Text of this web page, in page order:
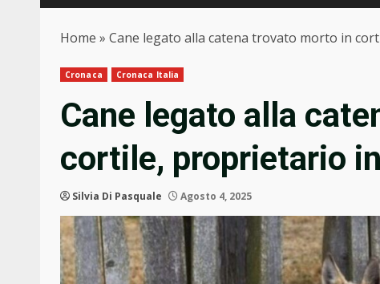
Home » Cane legato alla catena trovato morto in
Cronaca Cronaca Italia
Cane legato alla
cortile, proprietario
Silvia Di Pasquale Agosto 4, 2025